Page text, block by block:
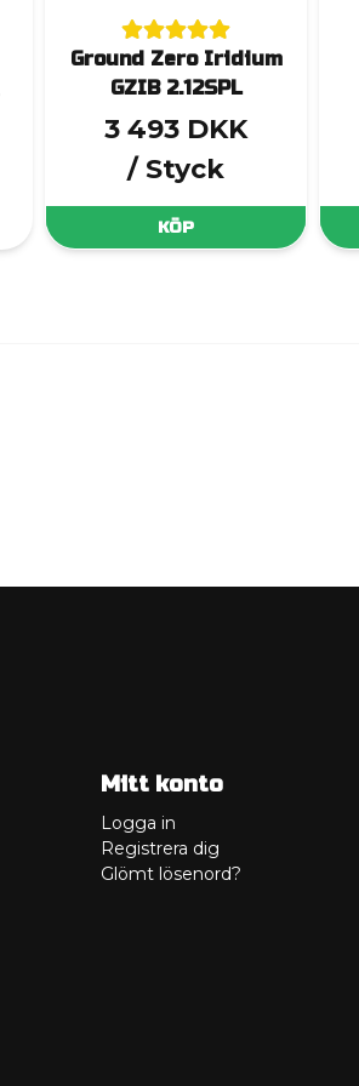
Ground Zero Iridium
GZIB 2.12SPL
3 493 DKK
/ Styck
KÖP
Mitt konto
Logga in
Registrera dig
Glömt lösenord?